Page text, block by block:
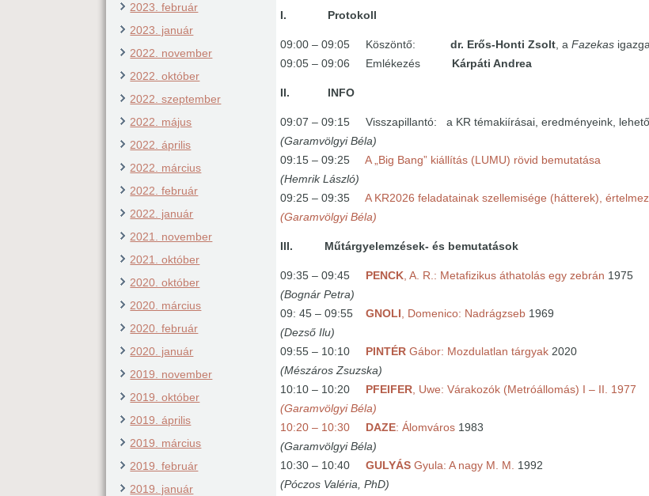
2023. február
2023. január
2022. november
2022. október
2022. szeptember
2022. május
2022. április
2022. március
2022. február
2022. január
2021. november
2021. október
2020. október
2020. március
2020. február
2020. január
2019. november
2019. október
2019. április
2019. március
2019. február
2019. január
I. Protokoll
09:00 – 09:05 Köszöntő:dr. Erős-Honti Zsolt , aFazekas
09:05 – 09:06 Emlékezés Kárpáti Andrea
II. INFO
09:07 – 09:15 Visszapillantó: a KR témakiírásai, eredményeink,
(Garamvölgyi Béla)
09:15 – 09:25A „Big Bang” kiállítás (LUMU) rövid bemutatása
(Hemrik László)
09:25 – 09:35A KR2026 feladatainak szellemisége (hátterek),
(Garamvölgyi Béla)
III. Műtárgyelemzések- és bemutatások
09:35 – 09:45 PENCK , A. R.: Metafizikus áthatolás egy zebrán 1975
(Bognár Petra)
09: 45 – 09:55GNOLI , Domenico: Nadrágzseb 1969
(Dezső Ilu)
09:55 – 10:10 PINTÉR Gábor: Mozdulatlan tárgyak 2020
(Mészáros Zsuzska)
10:10 – 10:20 PFEIFER , Uwe: Várakozók (Metróállomás) I – II. 1977
(Garamvölgyi Béla)
10:20 – 10:30 DAZE: Álomváros 1983
(Garamvölgyi Béla)
10:30 – 10:40GULYÁS Gyula: A nagy M. M.
1992
(Póczos Valéria, PhD)